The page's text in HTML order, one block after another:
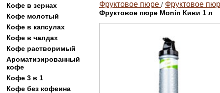
Кофе в зернах
Кофе молотый
Кофе в капсулах
Кофе в чалдах
Кофе растворимый
Ароматизированный
кофе
Кофе 3 в 1
Кофе без кофеина
Фруктовое пюре / Фруктовое
Фруктовое пюре Monin Киви 1 л